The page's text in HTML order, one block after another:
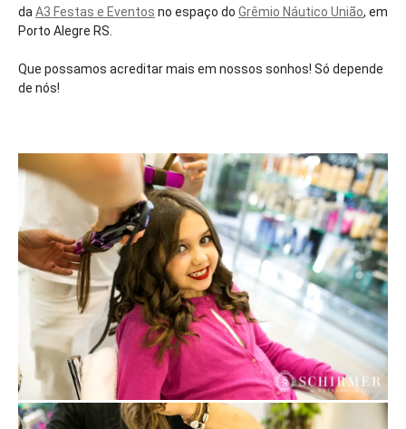
da A3 Festas e Eventos no espaço do Grêmio Náutico União, em
Porto Alegre RS.
Que possamos acreditar mais em nossos sonhos! Só depende
de nós!